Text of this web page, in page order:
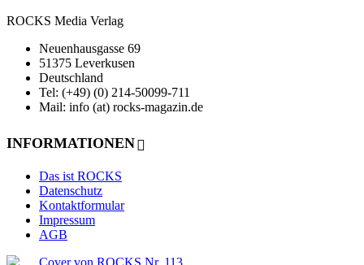
ROCKS Media Verlag
Neuenhausgasse 69
51375 Leverkusen
Deutschland
Tel: (+49) (0) 214-50099-711
Mail: info (at) rocks-magazin.de
INFORMATIONEN
Das ist ROCKS
Datenschutz
Kontaktformular
Impressum
AGB